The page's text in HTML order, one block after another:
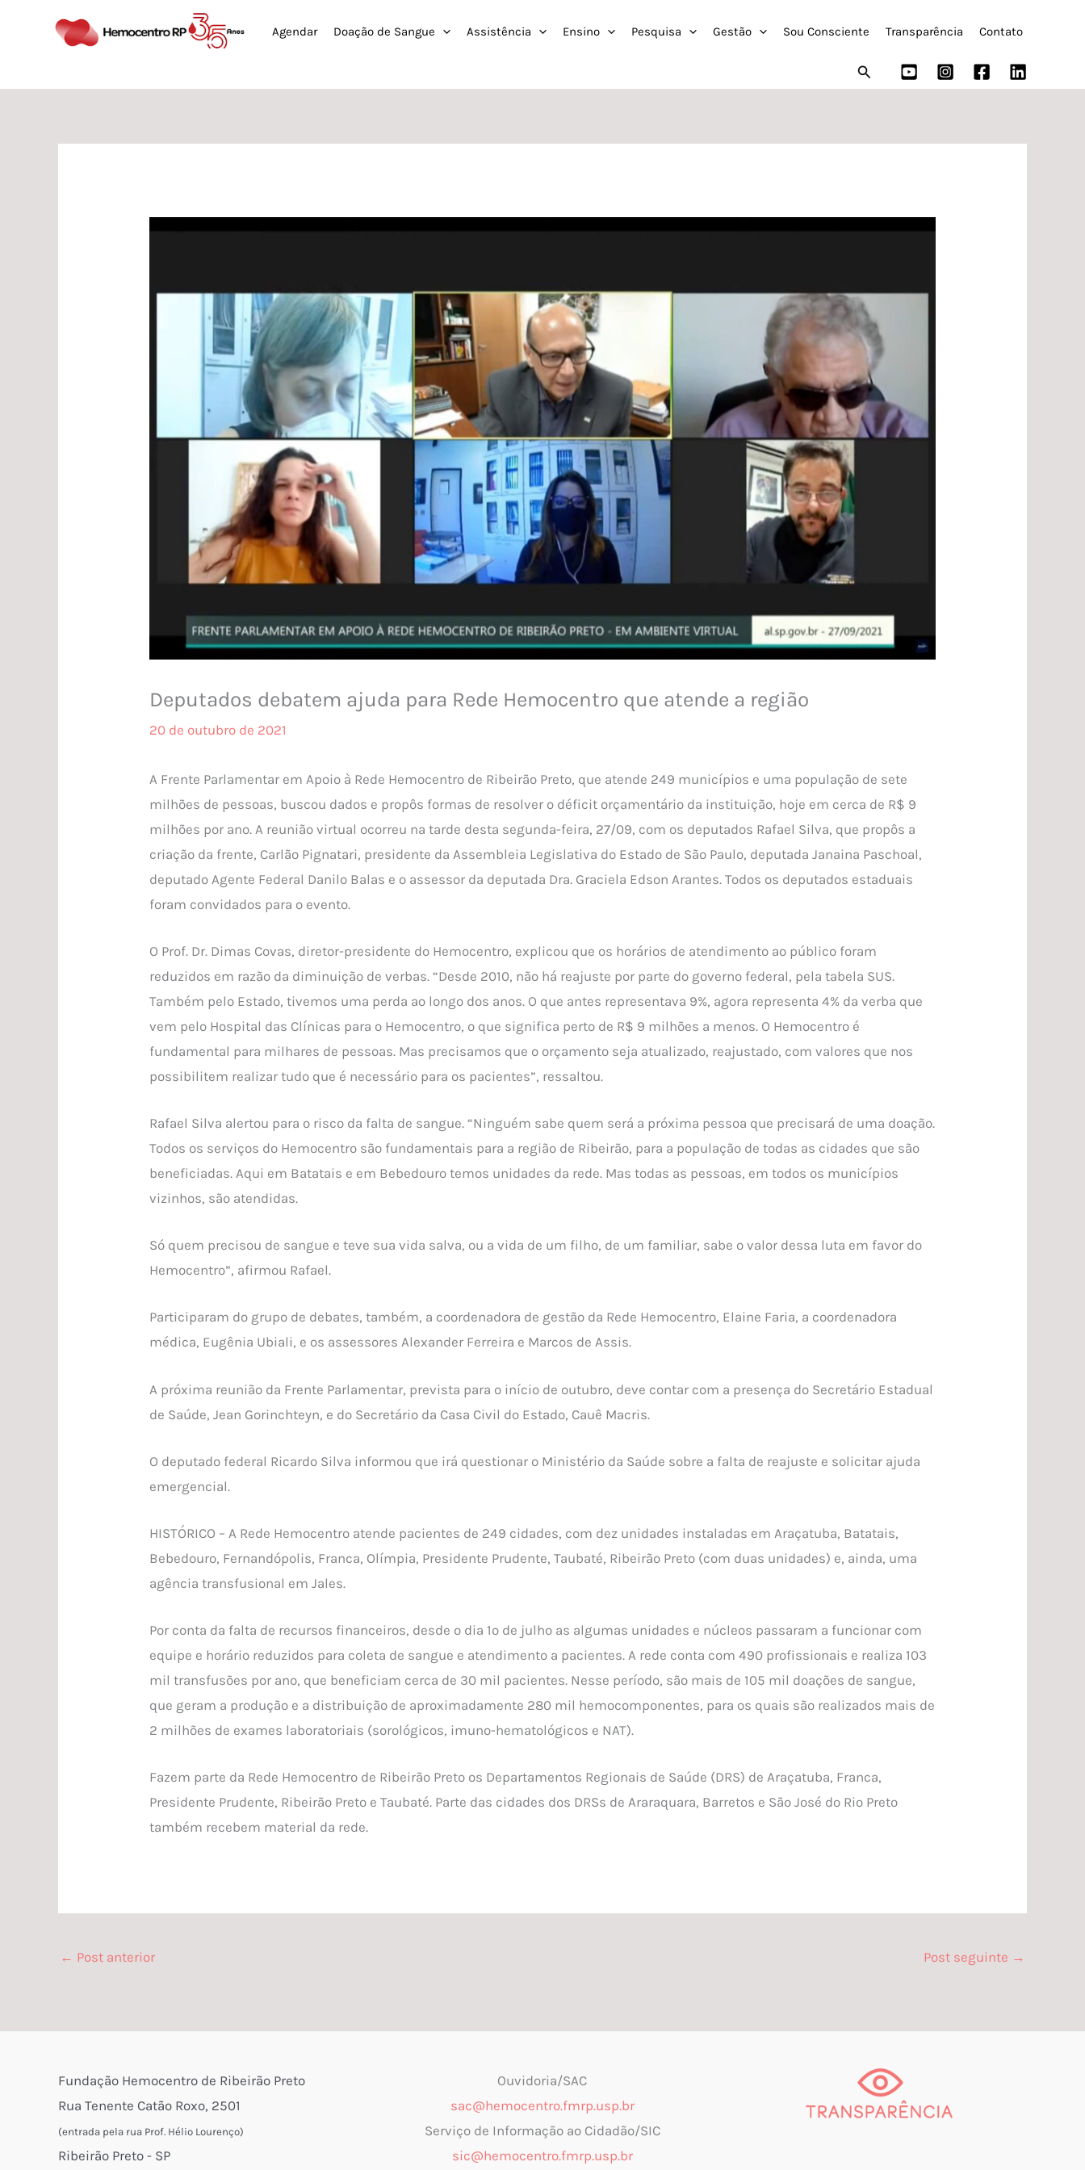
conteúdo
Agendar Doação de Sangue Assistência Ensino Pesquisa Gestão Sou Consciente Transparência Contato
Pesquisar
Deputados debatem ajuda para Rede Hemocentro que atende a região
20 de outubro de 2021
A Frente Parlamentar em Apoio à Rede Hemocentro de Ribeirão Preto, que atende 249 municípios e uma população de sete
milhões de pessoas, buscou dados e propôs formas de resolver o déficit orçamentário da instituição, hoje em cerca de R$ 9
milhões por ano. A reunião virtual ocorreu na tarde desta segunda-feira, 27/09, com os deputados Rafael Silva, que propôs a
criação da frente, Carlão Pignatari, presidente da Assembleia Legislativa do Estado de São Paulo, deputada Janaina Paschoal,
deputado Agente Federal Danilo Balas e o assessor da deputada Dra. Graciela Edson Arantes. Todos os deputados estaduais
foram convidados para o evento.
O Prof. Dr. Dimas Covas, diretor-presidente do Hemocentro, explicou que os horários de atendimento ao público foram
reduzidos em razão da diminuição de verbas. “Desde 2010, não há reajuste por parte do governo federal, pela tabela SUS.
Também pelo Estado, tivemos uma perda ao longo dos anos. O que antes representava 9%, agora representa 4% da verba que
vem pelo Hospital das Clínicas para o Hemocentro, o que significa perto de R$ 9 milhões a menos. O Hemocentro é
fundamental para milhares de pessoas. Mas precisamos que o orçamento seja atualizado, reajustado, com valores que nos
possibilitem realizar tudo que é necessário para os pacientes”, ressaltou.
Rafael Silva alertou para o risco da falta de sangue. “Ninguém sabe quem será a próxima pessoa que precisará de uma doação.
Todos os serviços do Hemocentro são fundamentais para a região de Ribeirão, para a população de todas as cidades que são
beneficiadas. Aqui em Batatais e em Bebedouro temos unidades da rede. Mas todas as pessoas, em todos os municípios
vizinhos, são atendidas.
Só quem precisou de sangue e teve sua vida salva, ou a vida de um filho, de um familiar, sabe o valor dessa luta em favor do
Hemocentro”, afirmou Rafael.
Participaram do grupo de debates, também, a coordenadora de gestão da Rede Hemocentro, Elaine Faria, a coordenadora
médica, Eugênia Ubiali, e os assessores Alexander Ferreira e Marcos de Assis.
A próxima reunião da Frente Parlamentar, prevista para o início de outubro, deve contar com a presença do Secretário Estadual
de Saúde, Jean Gorinchteyn, e do Secretário da Casa Civil do Estado, Cauê Macris.
O deputado federal Ricardo Silva informou que irá questionar o Ministério da Saúde sobre a falta de reajuste e solicitar ajuda
emergencial.
HISTÓRICO – A Rede Hemocentro atende pacientes de 249 cidades, com dez unidades instaladas em Araçatuba, Batatais,
Bebedouro, Fernandópolis, Franca, Olímpia, Presidente Prudente, Taubaté, Ribeirão Preto (com duas unidades) e, ainda, uma
agência transfusional em Jales.
Por conta da falta de recursos financeiros, desde o dia 1º de julho as algumas unidades e núcleos passaram a funcionar com
equipe e horário reduzidos para coleta de sangue e atendimento a pacientes. A rede conta com 490 profissionais e realiza 103
mil transfusões por ano, que beneficiam cerca de 30 mil pacientes. Nesse período, são mais de 105 mil doações de sangue,
que geram a produção e a distribuição de aproximadamente 280 mil hemocomponentes, para os quais são realizados mais de
2 milhões de exames laboratoriais (sorológicos, imuno-hematológicos e NAT).
Fazem parte da Rede Hemocentro de Ribeirão Preto os Departamentos Regionais de Saúde (DRS) de Araçatuba, Franca,
Presidente Prudente, Ribeirão Preto e Taubaté. Parte das cidades dos DRSs de Araraquara, Barretos e São José do Rio Preto
também recebem material da rede.
← Post anterior Post seguinte →
Fundação Hemocentro de Ribeirão Preto
Rua Tenente Catão Roxo, 2501
(entrada pela rua Prof. Hélio Lourenço)
Ribeirão Preto - SP
Ouvidoria/SAC
sac@hemocentro.fmrp.usp.br
Serviço de Informação ao Cidadão/SIC
sic@hemocentro.fmrp.usp.br